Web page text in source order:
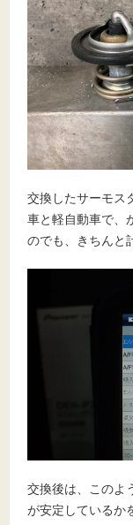
交換したサーモス
車と軽自動車で、
のでも、きちんと
交換後は、このよ
が安定しているか